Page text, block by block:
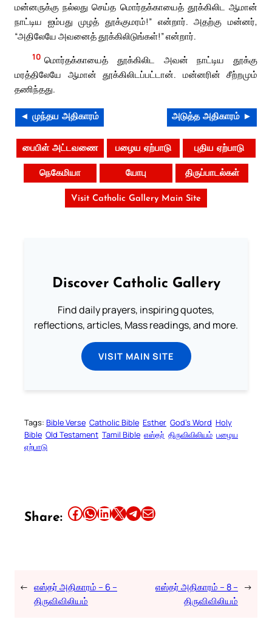
மன்னருக்கு நல்லது செய்த மொர்தக்காயைத் தூக்கிலிட ஆமான்
நாட்டிய ஐம்பது முழத் தூக்குமரம்!” என்றார். அதற்கு மன்னர்,
“அதிலேயே அவனைத் தூக்கிலிடுங்கள்!” என்றார்.
10 மொர்தக்காயைத் தூக்கிலிட அவன் நாட்டிய தூக்கு
மரத்திலேயே ஆமான் தூக்கிலிடப்பட்டான். மன்னரின் சீற்றமும்
தணிந்தது.
◄ முந்தய அதிகாரம் அடுத்த அதிகாரம் ►
பைபிள் அட்டவணை பழைய ஏற்பாடு புதிய ஏற்பாடு
நெகேமியா யோபு திருப்பாடல்கள்
Visit Catholic Gallery Main Site
Discover Catholic Gallery
Find daily prayers, inspiring quotes,
reflections, articles, Mass readings, and more.
VISIT MAIN SITE
Tags: Bible Verse Catholic Bible Esther God’s Word Holy
Bible Old Testament Tamil Bible எஸ்தர் திருவிவிலியம் பழைய
ஏற்பாடு
Share: Share this article on Facebook Share this article on WhatsApp Share this article on LinkedIn Share this article on X Share this article on TelegramEmail this Article
← எஸ்தர் அதிகாரம் – 6 –
திருவிவிலியம்
எஸ்தர் அதிகாரம் – 8 –
திருவிவிலியம்
→